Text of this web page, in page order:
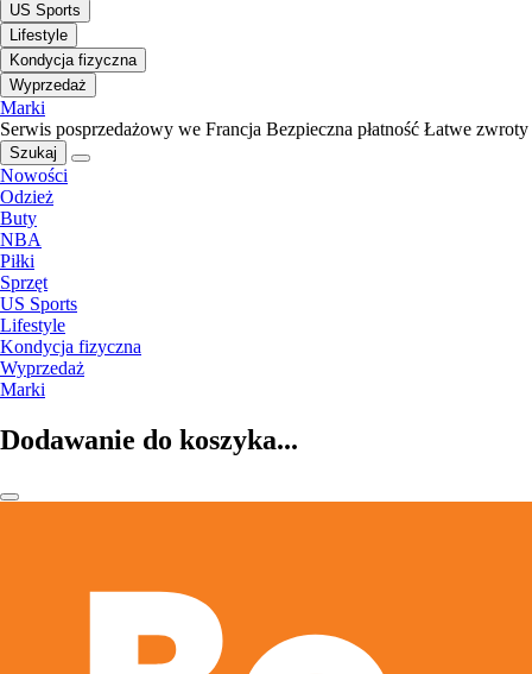
US Sports
Lifestyle
Kondycja fizyczna
Wyprzedaż
Marki
Serwis posprzedażowy we Francja Bezpieczna płatność Łatwe zwroty
Szukaj
Nowości
Odzież
Buty
NBA
Piłki
Sprzęt
US Sports
Lifestyle
Kondycja fizyczna
Wyprzedaż
Marki
Dodawanie do koszyka...